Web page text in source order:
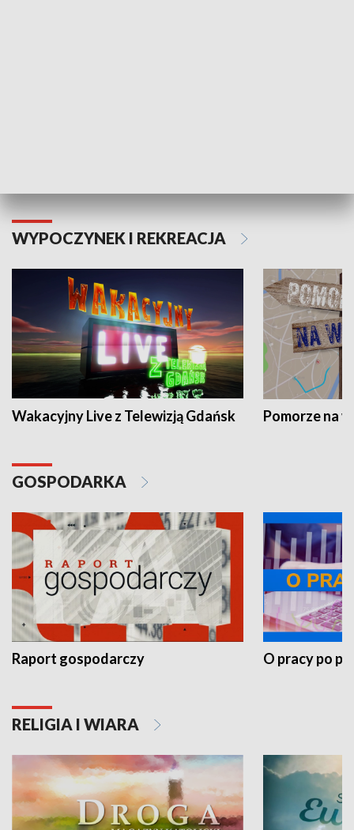
WYPOCZYNEK I REKREACJA
Wakacyjny Live z Telewizją Gdańsk Pomorze na
GOSPODARKA
Raport gospodarczy O pracy po
RELIGIA I WIARA